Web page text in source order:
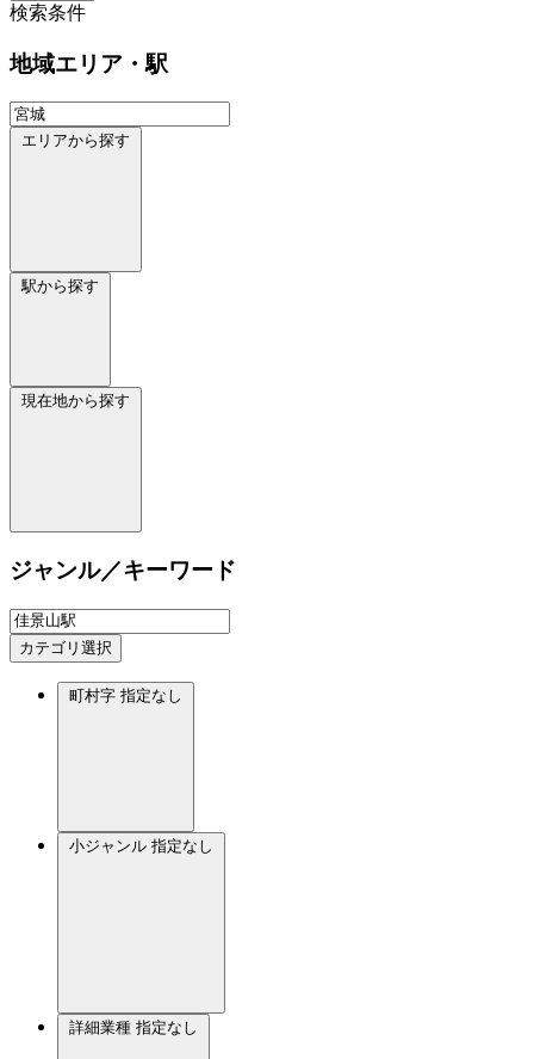
検索条件
地域エリア・駅
エリアから探す
駅から探す
現在地から探す
ジャンル／キーワード
カテゴリ選択
町村字 指定なし
小ジャンル 指定なし
詳細業種 指定なし